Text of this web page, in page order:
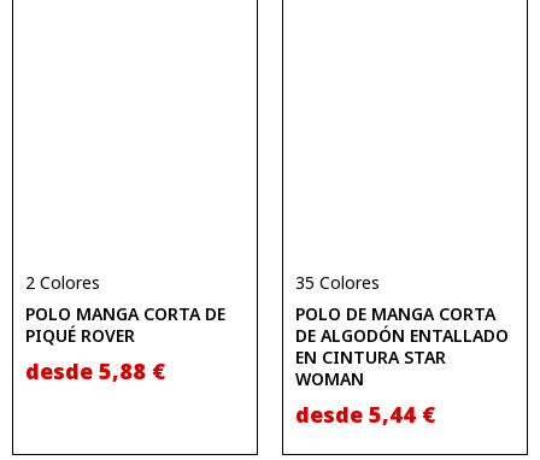
2 Colores
POLO MANGA CORTA DE
PIQUÉ ROVER
desde 5,88 €
35 Colores
POLO DE MANGA CORTA
DE ALGODÓN ENTALLADO
EN CINTURA STAR
WOMAN
desde 5,44 €